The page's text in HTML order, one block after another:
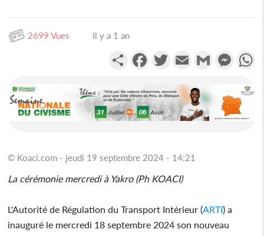
2699 Vues Il y a 1 an
PartagerFacebookTwitterEmail Gmail
© Koaci.com - jeudi 19 septembre 2024 - 14:21
La cérémonie mercredi à Yakro (Ph KOACI)
L'Autorité de Régulation du Transport Intérieur (ARTI) a
inauguré le mercredi 18 septembre 2024 son nouveau